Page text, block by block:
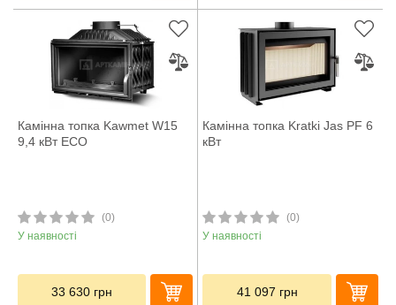
Камінна топка Kawmet W15
9,4 кВт ECO
(0)
У наявності
33 630 грн
Камінна топка Kratki Jas PF 6
кВт
(0)
У наявності
41 097 грн